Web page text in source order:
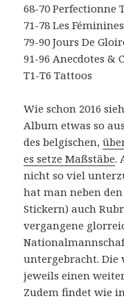
68-70 Perfectionne
71-78 Les
79-90 Jours De
91-96 Anecdotes &
T1-T6 Tattoos
Wie schon 2016
Album etwas so
des belgischen,
es setze Maßstäbe.
nicht so viel
hat man neben
Stickern) auch
vergangene
untergebracht. Die
jeweils einen
Zudem findet wie